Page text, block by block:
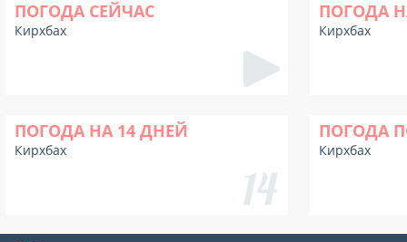
ПОГОДА СЕЙЧАС
Кирхбах
ПОГОДА
Кирхбах
ПОГОДА НА 14 ДНЕЙ
Кирхбах
ПОГОДА
Кирхбах